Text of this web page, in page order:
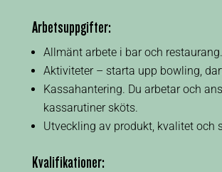
Arbetsuppgifter:
Allmänt arbete i bar och restaurang.
Aktiviteter – starta upp bowling,
Kassahantering. Du arbetar och
kassarutiner sköts.
Utveckling av produkt, kvalitet och
Kvalifikationer: